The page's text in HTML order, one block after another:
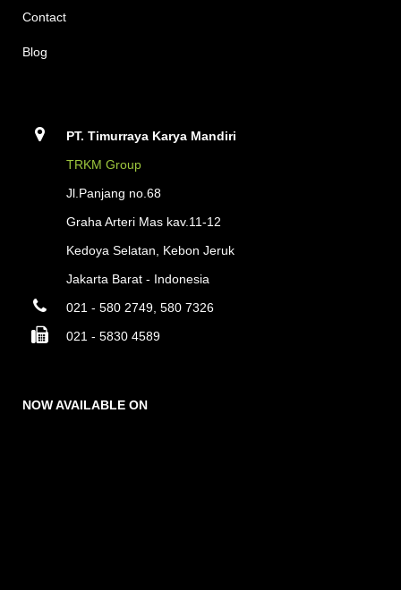
Contact
Blog
PT. Timurraya Karya Mandiri
TRKM Group
Jl.Panjang no.68
Graha Arteri Mas kav.11-12
Kedoya Selatan, Kebon Jeruk
Jakarta Barat - Indonesia
021 - 580 2749, 580 7326
021 - 5830 4589
NOW AVAILABLE ON